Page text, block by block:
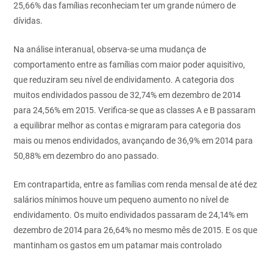
25,66% das famílias reconheciam ter um grande número de
dívidas.
Na análise interanual, observa-se uma mudança de
comportamento entre as famílias com maior poder aquisitivo,
que reduziram seu nível de endividamento. A categoria dos
muitos endividados passou de 32,74% em dezembro de 2014
para 24,56% em 2015. Verifica-se que as classes A e B passaram
a equilibrar melhor as contas e migraram para categoria dos
mais ou menos endividados, avançando de 36,9% em 2014 para
50,88% em dezembro do ano passado.
Em contrapartida, entre as famílias com renda mensal de até dez
salários mínimos houve um pequeno aumento no nível de
endividamento. Os muito endividados passaram de 24,14% em
dezembro de 2014 para 26,64% no mesmo mês de 2015. E os que
mantinham os gastos em um patamar mais controlado